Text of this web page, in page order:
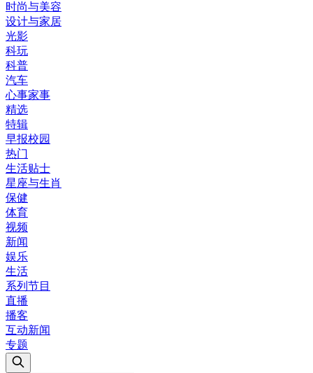
时尚与美容
设计与家居
光影
科玩
科普
汽车
心事家事
精选
特辑
早报校园
热门
生活贴士
星座与生肖
保健
体育
视频
新闻
娱乐
生活
系列节目
直播
播客
互动新闻
专题